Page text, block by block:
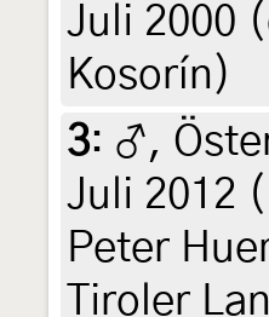
Juli 2000
Kosorín)
3: ♂,
Juli 2012
Peter
Tiroler